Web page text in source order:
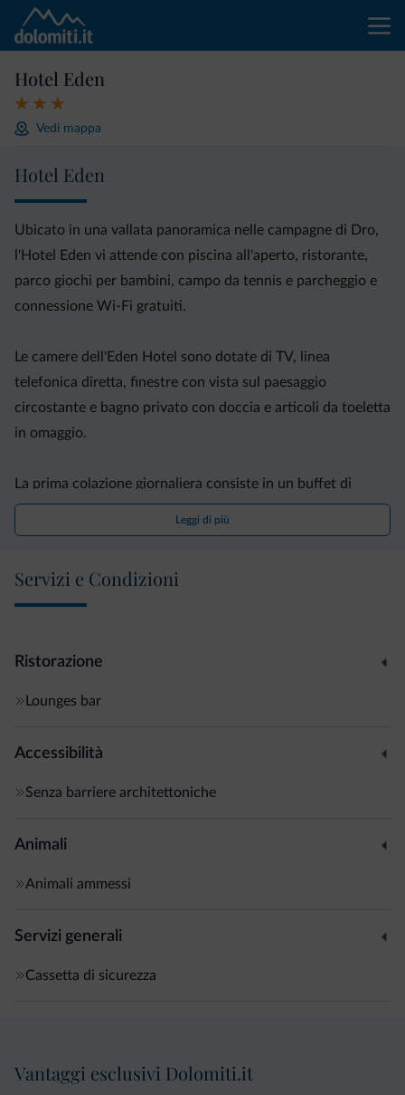
Hotel Eden
Vedi mappa
Hotel Eden
Ubicato in una vallata panoramica nelle campagne di Dro,
l'Hotel Eden vi attende con piscina all'aperto, ristorante,
parco giochi per bambini, campo da tennis e parcheggio e
connessione Wi-Fi gratuiti.
Le camere dell'Eden Hotel sono dotate di TV, linea
telefonica diretta, finestre con vista sul paesaggio
circostante e bagno privato con doccia e articoli da toeletta
in omaggio.
La prima colazione giornaliera consiste in un buffet di
pietanze dolci e salate tra cui cereali, pane, succhi di frutta,
formaggi e salumi. Al ristorante potrete gustare piatti della
La piscina dell'albergo, circondata da lettini e ombrelloni,
Trento e 90 km dall'aeroporto di Verona.
Leggi di più
Servizi e Condizioni
Ristorazione
Lounges bar
Accessibilità
Senza barriere architettoniche
Animali
Animali ammessi
Servizi generali
Cassetta di sicurezza
Vantaggi esclusivi Dolomiti.it